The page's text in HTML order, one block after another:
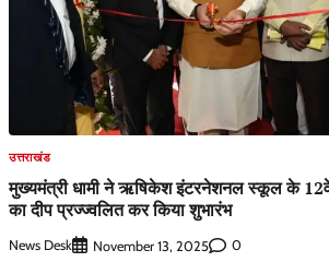
उत्तराखंड
मुख्यमंत्री धामी ने ऋषिकेश इंटरनेशनल स्कूल के 12वें
का दीप प्रज्ज्वलित कर किया शुभारंभ
News Desk November 13, 2025 0